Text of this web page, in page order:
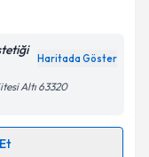
belirtilen
Haritada Göster
Altı 63320